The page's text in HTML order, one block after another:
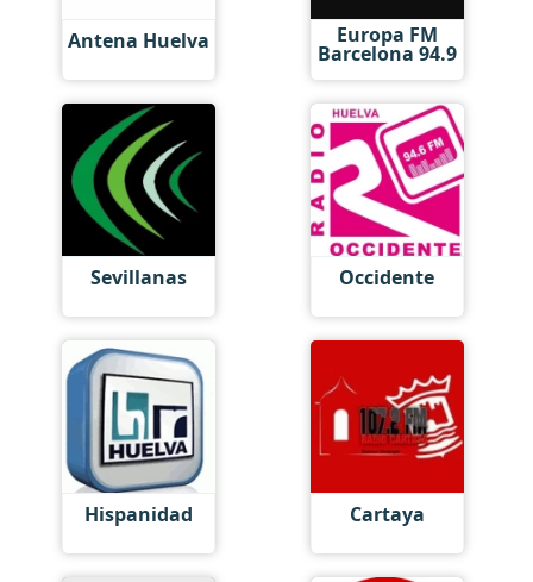
Antena Huelva Europa FM
Barcelona 94.9
Sevillanas Occidente
Hispanidad Cartaya